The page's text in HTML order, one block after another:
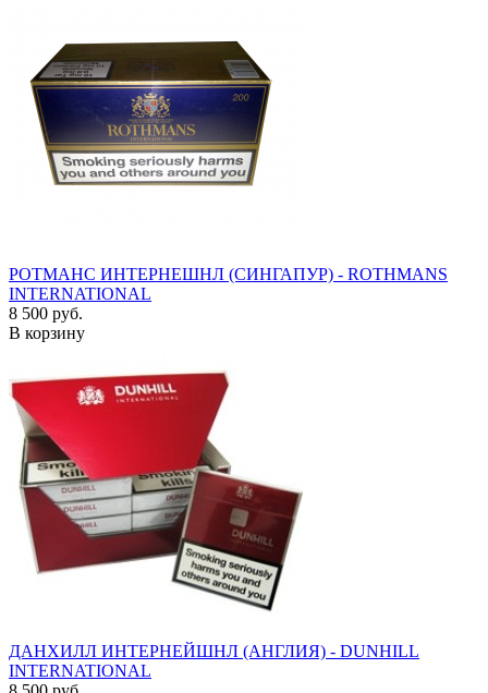
РОТМАНС ИНТЕРНЕШНЛ (СИНГАПУР) - ROTHMANS
INTERNATIONAL
8 500 руб.
В корзину
ДАНХИЛЛ ИНТЕРНЕЙШНЛ (АНГЛИЯ) - DUNHILL
INTERNATIONAL